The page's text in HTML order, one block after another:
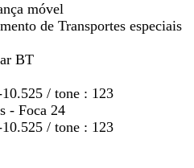
móvel
de Transportes especiais
BT
/ tone : 123
- Foca 24
/ tone : 123